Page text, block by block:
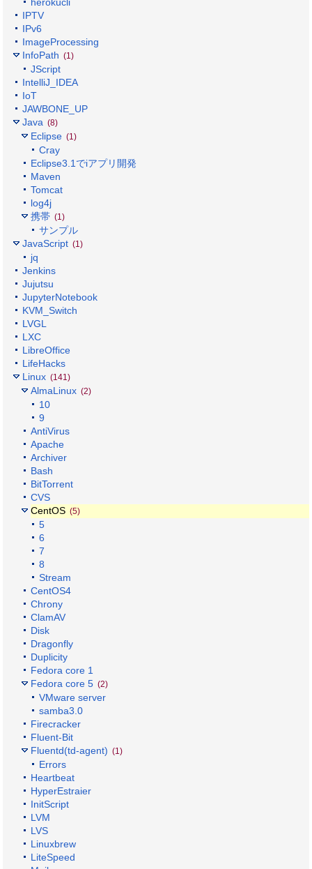
IPTV
IPv6
ImageProcessing
InfoPath (1)
JScript
IntelliJ_IDEA
IoT
JAWBONE_UP
Java (8)
Eclipse (1)
Cray
Eclipse3.1でiアプリ開発
Maven
Tomcat
log4j
携帯 (1)
サンプル
JavaScript (1)
jq
Jenkins
Jujutsu
JupyterNotebook
KVM_Switch
LVGL
LXC
LibreOffice
LifeHacks
Linux (141)
AlmaLinux (2)
10
9
AntiVirus
Apache
Archiver
Bash
BitTorrent
CVS
CentOS (5)
5
6
7
8
Stream
CentOS4
Chrony
ClamAV
Disk
Dragonfly
Duplicity
Fedora core 1
Fedora core 5 (2)
VMware server
samba3.0
Firecracker
Fluent-Bit
Fluentd(td-agent) (1)
Errors
Heartbeat
HyperEstraier
InitScript
LVM
LVS
Linuxbrew
LiteSpeed